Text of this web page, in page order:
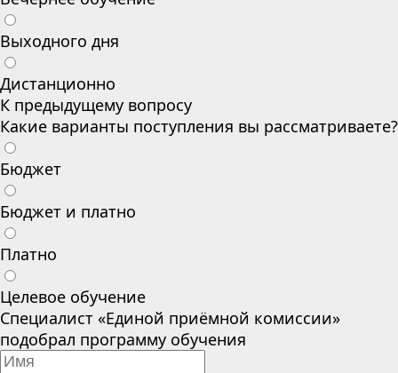
Выходного дня
Дистанционно
К предыдущему вопросу
Какие варианты поступления вы рассматриваете?
Бюджет
Бюджет и платно
Платно
Целевое обучение
Специалист «Единой приёмной комиссии»
подобрал программу обучения